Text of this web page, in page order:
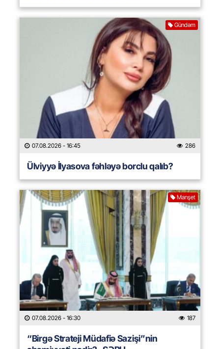
Gündəm
07.08.2026 - 16:45 286
Ülviyyə İlyasova fəhləyə borclu qalıb?
Manşet
07.08.2026 - 16:30 187
“Birgə Strateji Müdafiə Sazişi”nin